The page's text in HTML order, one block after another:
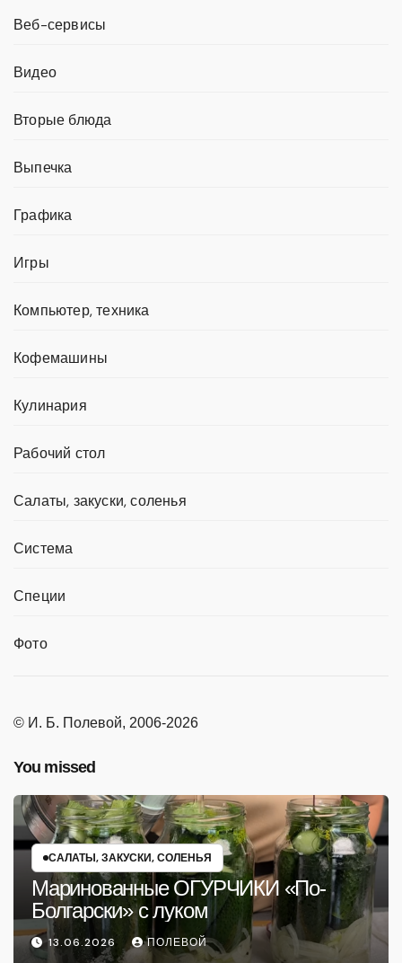
Веб-сервисы
Видео
Вторые блюда
Выпечка
Графика
Игры
Компьютер, техника
Кофемашины
Кулинария
Рабочий стол
Салаты, закуски, соленья
Система
Специи
Фото
© И. Б. Полевой, 2006-2026
You missed
САЛАТЫ, ЗАКУСКИ, СОЛЕНЬЯ
Маринованные ОГУРЧИКИ «По-
Болгарски» с луком
13.06.2026 ПОЛЕВОЙ